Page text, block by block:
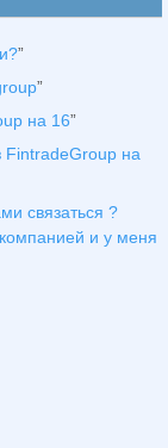
”
”
на 16”
FintradeGroup на
связаться ?
и у меня